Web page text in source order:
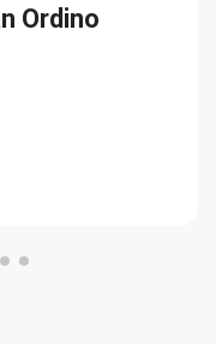
Ordino